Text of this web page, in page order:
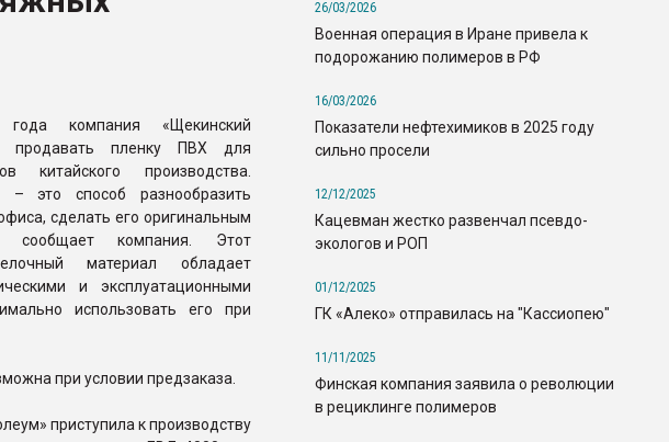
компания «Щекинский
продавать пленку ПВХ для
китайского производства.
– это способ разнообразить
сделать его оригинальным
сообщает компания. Этот
материал обладает
и эксплуатационными
использовать его при
при условии предзаказа.
приступила к производству
26/03/2026
Военная операция в Иране привела к
подорожанию полимеров в РФ
16/03/2026
Показатели нефтехимиков в 2025 году
сильно просели
12/12/2025
Кацевман жестко развенчал псевдо-
экологов и РОП
01/12/2025
ГК «Алеко» отправилась на "Кассиопею"
11/11/2025
Финская компания заявила о революции
в рециклинге полимеров